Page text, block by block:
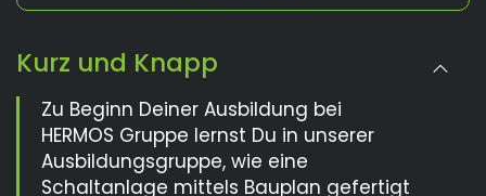
Kurz und Knapp
Zu Beginn Deiner Ausbildung bei
HERMOS Gruppe lernst Du in unserer
Ausbildungsgruppe, wie eine
Schaltanlage mittels Bauplan gefertigt